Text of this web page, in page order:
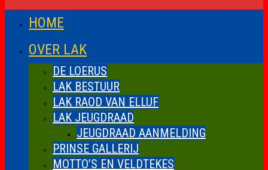
HOME
OVER LAK
DE LOERUS
LAK BESTUUR
LAK RAOD VAN ELLUF
LAK JEUGDRAAD
JEUGDRAAD AANMELDING
PRINSE GALLERIJ
MOTTO’S EN VELDTEKES